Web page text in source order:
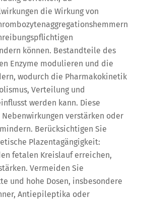
die Wirkung von
können. Bestandteile des
Enzyme modulieren und die
wodurch die Pharmakokinetik
Verteilung und
werden kann. Diese
verstärken oder
Berücksichtigen Sie
Plazentagängigkeit:
fetalen Kreislauf erreichen,
Vermeiden Sie
und hohe Dosen, insbesondere
Antiepileptika oder